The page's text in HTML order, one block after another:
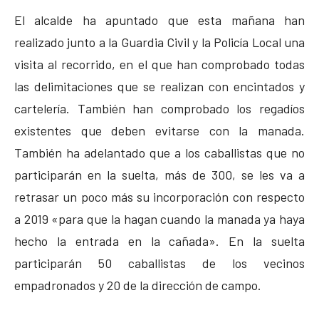
El alcalde ha apuntado que esta mañana han
realizado junto a la Guardia Civil y la Policía Local una
visita al recorrido, en el que han comprobado todas
las delimitaciones que se realizan con encintados y
cartelería. También han comprobado los regadíos
existentes que deben evitarse con la manada.
También ha adelantado que a los caballistas que no
participarán en la suelta, más de 300, se les va a
retrasar un poco más su incorporación con respecto
a 2019 «para que la hagan cuando la manada ya haya
hecho la entrada en la cañada». En la suelta
participarán 50 caballistas de los vecinos
empadronados y 20 de la dirección de campo.